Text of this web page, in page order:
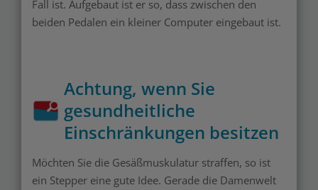
Fall ist. Aufgebaut ist er so, dass zwischen den
beiden Pedalen ein kleiner Computer eingebaut ist.
Achtung, wenn Sie
gesundheitliche
Einschränkungen besitzen
Möchten Sie die Gesäßmuskulatur straffen, so ist
ein Stepper eine gute Idee. Gerade die Damenwelt